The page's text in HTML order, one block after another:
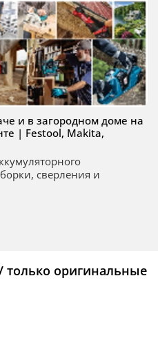
и в загородном доме на
| Festool, Makita,
сверления и
оригинальные